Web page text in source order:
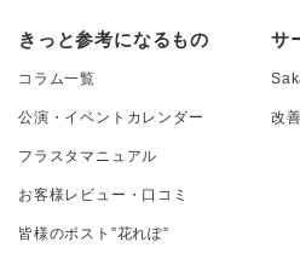
きっと参考になるもの
コラム一覧
公演・イベントカレンダー
フラスタマニュアル
お客様レビュー・口コミ
皆様のポスト”花れぽ”
サ
改